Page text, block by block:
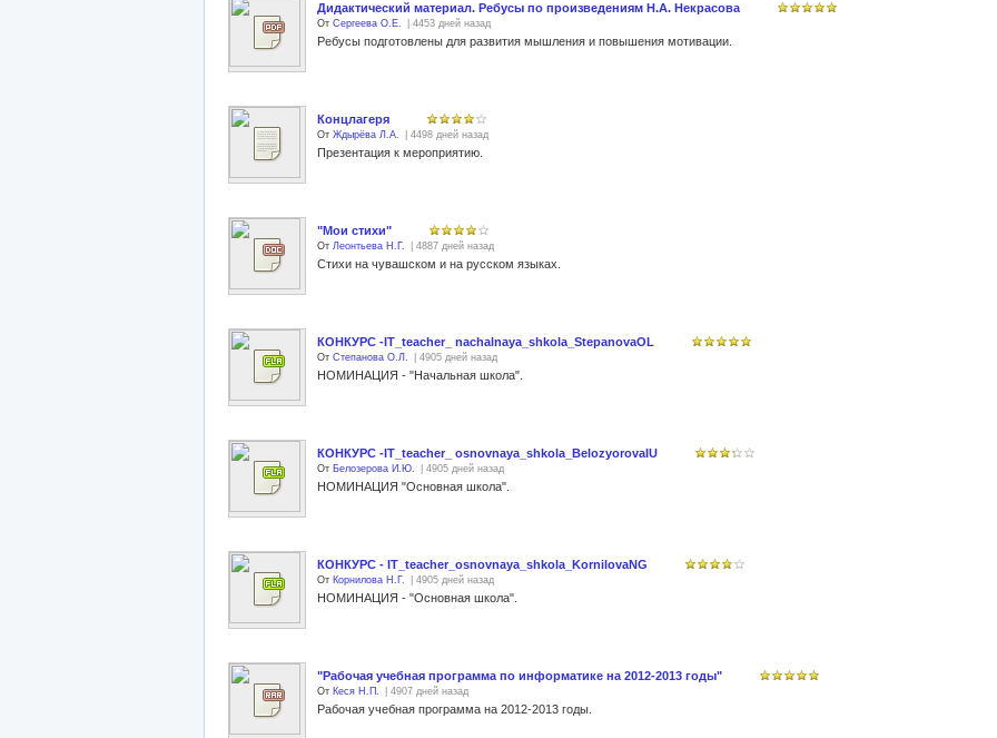
Дидактический материал. Ребусы по произведениям Н.А. Некрасова
От Сергеева О.Е. | 4453 дней назад
Ребусы подготовлены для развития мышления и повышения мотивации.
Концлагеря
От Ждырёва Л.А. | 4498 дней назад
Презентация к мероприятию.
"Мои стихи"
От Леонтьева Н.Г. | 4887 дней назад
Стихи на чувашском и на русском языках.
КОНКУРС -IT_teacher_ nachalnaya_shkola_StepanovaOL
От Степанова О.Л. | 4905 дней назад
НОМИНАЦИЯ - "Начальная школа".
КОНКУРС -IT_teacher_ osnovnaya_shkola_BelozyorovaIU
От Белозерова И.Ю. | 4905 дней назад
НОМИНАЦИЯ "Основная школа".
КОНКУРС - IT_teacher_osnovnaya_shkola_KornilovaNG
От Корнилова Н.Г. | 4905 дней назад
НОМИНАЦИЯ - "Основная школа".
"Рабочая учебная программа по информатике на 2012-2013 годы"
От Кеся Н.П. | 4907 дней назад
Рабочая учебная программа на 2012-2013 годы.